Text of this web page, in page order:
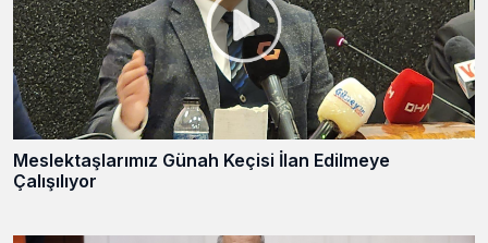
Meslektaşlarımız Günah Keçisi İlan Edilmeye
Çalışılıyor